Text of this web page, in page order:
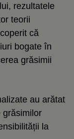
rezultatele
teorii
că
bogate în
grăsimii
au arătat
grăsimilor
la